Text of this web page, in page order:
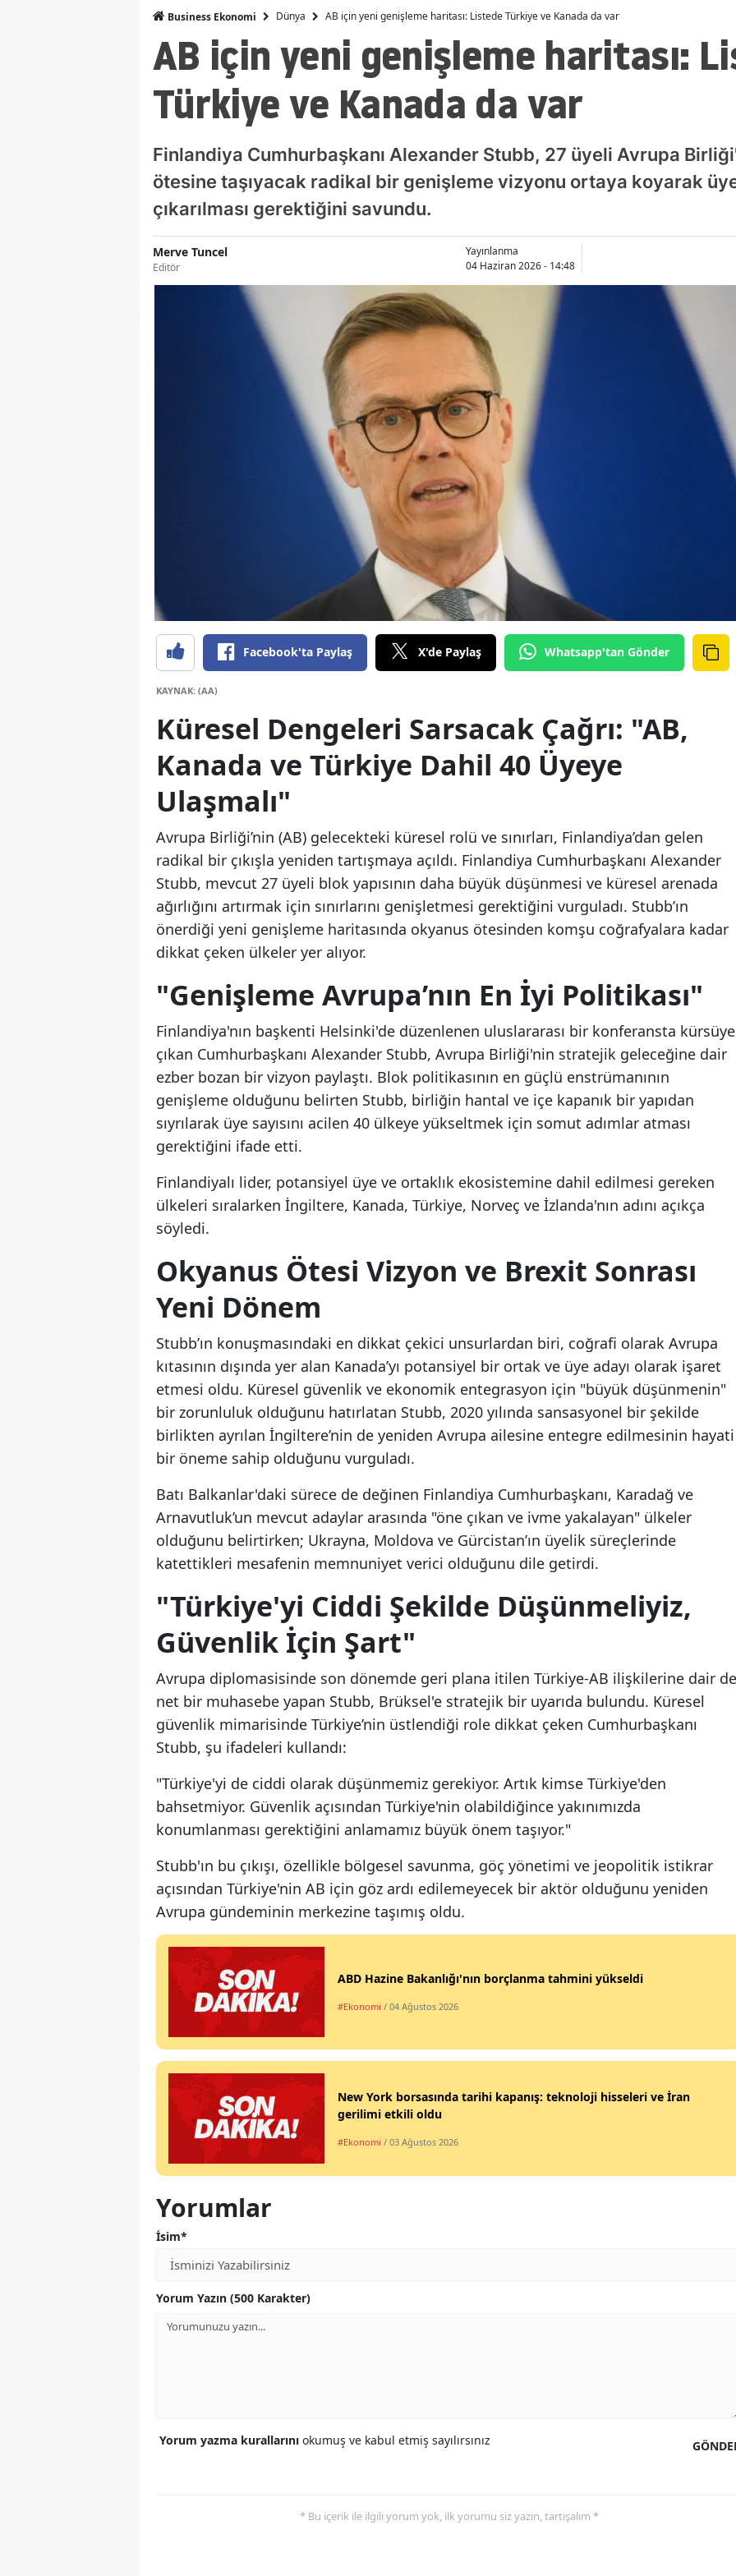
Business Ekonomi Dünya AB için yeni genişleme haritası: Listede Türkiye ve Kanada da var
AB için yeni genişleme haritası:
Türkiye ve Kanada da var
Finlandiya Cumhurbaşkanı Alexander Stubb, 27 üyeli Avrupa
ötesine taşıyacak radikal bir genişleme vizyonu ortaya koyarak üye
çıkarılması gerektiğini savundu.
Merve Tuncel
Editör
Yayınlanma
04 Haziran 2026 - 14:48
Facebook'ta Paylaş X'de Paylaş Whatsapp'tan Gönder
KAYNAK: (AA)
Küresel Dengeleri Sarsacak Çağrı: "AB,
Kanada ve Türkiye Dahil 40 Üyeye
Ulaşmalı"
Avrupa Birliği’nin (AB) gelecekteki küresel rolü ve sınırları, Finlandiya’dan gelen
radikal bir çıkışla yeniden tartışmaya açıldı. Finlandiya Cumhurbaşkanı Alexander
Stubb, mevcut 27 üyeli blok yapısının daha büyük düşünmesi ve küresel arenada
ağırlığını artırmak için sınırlarını genişletmesi gerektiğini vurguladı. Stubb’ın
önerdiği yeni genişleme haritasında okyanus ötesinden komşu coğrafyalara kadar
dikkat çeken ülkeler yer alıyor.
"Genişleme Avrupa’nın En İyi Politikası"
Finlandiya'nın başkenti Helsinki'de düzenlenen uluslararası bir konferansta kürsüye
çıkan Cumhurbaşkanı Alexander Stubb, Avrupa Birliği'nin stratejik geleceğine dair
ezber bozan bir vizyon paylaştı. Blok politikasının en güçlü enstrümanının
genişleme olduğunu belirten Stubb, birliğin hantal ve içe kapanık bir yapıdan
sıyrılarak üye sayısını acilen 40 ülkeye yükseltmek için somut adımlar atması
gerektiğini ifade etti.
Finlandiyalı lider, potansiyel üye ve ortaklık ekosistemine dahil edilmesi gereken
ülkeleri sıralarken İngiltere, Kanada, Türkiye, Norveç ve İzlanda'nın adını açıkça
söyledi.
Okyanus Ötesi Vizyon ve Brexit Sonrası
Yeni Dönem
Stubb’ın konuşmasındaki en dikkat çekici unsurlardan biri, coğrafi olarak Avrupa
kıtasının dışında yer alan Kanada’yı potansiyel bir ortak ve üye adayı olarak işaret
etmesi oldu. Küresel güvenlik ve ekonomik entegrasyon için "büyük düşünmenin"
bir zorunluluk olduğunu hatırlatan Stubb, 2020 yılında sansasyonel bir şekilde
birlikten ayrılan İngiltere’nin de yeniden Avrupa ailesine entegre edilmesinin hayati
bir öneme sahip olduğunu vurguladı.
Batı Balkanlar'daki sürece de değinen Finlandiya Cumhurbaşkanı, Karadağ ve
Arnavutluk’un mevcut adaylar arasında "öne çıkan ve ivme yakalayan" ülkeler
olduğunu belirtirken; Ukrayna, Moldova ve Gürcistan’ın üyelik süreçlerinde
katettikleri mesafenin memnuniyet verici olduğunu dile getirdi.
"Türkiye'yi Ciddi Şekilde Düşünmeliyiz,
Güvenlik İçin Şart"
Avrupa diplomasisinde son dönemde geri plana itilen Türkiye-AB ilişkilerine dair de
net bir muhasebe yapan Stubb, Brüksel'e stratejik bir uyarıda bulundu. Küresel
güvenlik mimarisinde Türkiye’nin üstlendiği role dikkat çeken Cumhurbaşkanı
Stubb, şu ifadeleri kullandı:
"Türkiye'yi de ciddi olarak düşünmemiz gerekiyor. Artık kimse Türkiye'den
bahsetmiyor. Güvenlik açısından Türkiye'nin olabildiğince yakınımızda
konumlanması gerektiğini anlamamız büyük önem taşıyor."
Stubb'ın bu çıkışı, özellikle bölgesel savunma, göç yönetimi ve jeopolitik istikrar
açısından Türkiye'nin AB için göz ardı edilemeyecek bir aktör olduğunu yeniden
Avrupa gündeminin merkezine taşımış oldu.
ABD Hazine Bakanlığı'nın borçlanma tahmini yükseldi
#Ekonomi / 04 Ağustos 2026
New York borsasında tarihi kapanış: teknoloji hisseleri ve İran
gerilimi etkili oldu
#Ekonomi / 03 Ağustos 2026
Yorumlar
İsim*
Yorum Yazın (500 Karakter)
Yorum yazma kurallarını okumuş ve kabul etmiş sayılırsınız
* Bu içerik ile ilgili yorum yok, ilk yorumu siz yazın, tartışalım *